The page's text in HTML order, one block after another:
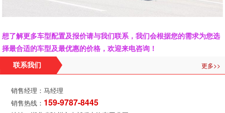
想了解更多车型配置及报价请与我们联系，我们会根据您的需求为您选
择最合适的车型及最优惠的价格，欢迎来电咨询！
联系我们 更多>>
销售经理：马经理
销售热线： 159-9787-8445